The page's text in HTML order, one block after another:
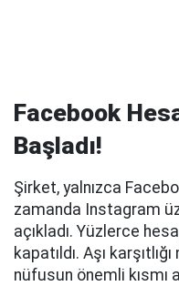
Facebook
Başladı!
Şirket, yalnızca
zamanda Instagram
açıkladı. Yüzlerce
kapatıldı. Aşı
nüfusun önemli kısmı